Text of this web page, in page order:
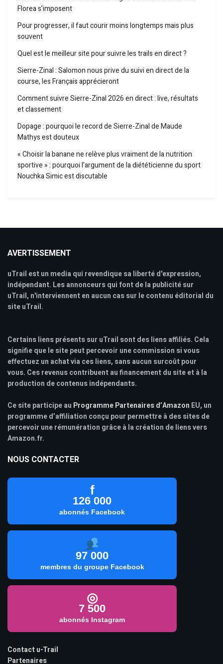
Florea s’imposent
Pour progresser, il faut courir moins longtemps mais plus
souvent
Quel est le meilleur site pour suivre les trails en direct ?
Sierre-Zinal : Salomon nous prive du suivi en direct de la
course, les Français apprécieront
Comment suivre Sierre-Zinal 2026 en direct : live, résultats
et classement
Dopage : pourquoi le record de Sierre-Zinal de Maude
Mathys est douteux
« Choisir la banane ne relève plus vraiment de la nutrition
sportive » : pourquoi l’argument de la diététicienne du sport
Nouchka Simic est discutable
AVERTISSEMENT
uTrail est un media qui revendique sa liberté d'expression,
indépendant. Les annonceurs qui font de la publicité sur
uTrail, n'interviennent en aucun cas sur le contenu éditorial du
site uTrail.
Certains liens présents sur uTrail sont des liens affiliés. Cela
signifie que le site peut percevoir une commission si vous
effectuez un achat via ces liens, sans aucun surcoût pour
vous. Ces revenus contribuent au financement du site et à la
production de contenus indépendants.
Ce site participe au Programme Partenaires d’Amazon EU, un
programme d’affiliation conçu pour permettre à des sites de
percevoir une rémunération grâce à la création de liens vers
Amazon.fr.
NOUS CONTACTER
f
126 000
abonnés Facebook
97 000
membres du groupe Facebook
◎
7 500
abonnés Instagram
Contact u-Trail
Partenaires